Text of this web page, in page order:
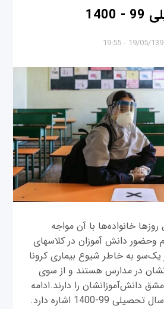
19/05/1399 -
خانواده‌ها با آن مواجه
دانش آموزان در کلاسهای
به خاطر شیوع بیماری کرونا
در مدارس هستند و از سوی
دانش‌آموزانشان را دارند.ادامه
1400 اشاره دارد.